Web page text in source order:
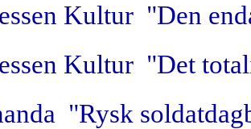
Kultur "Den
Kultur "Det
"Rysk